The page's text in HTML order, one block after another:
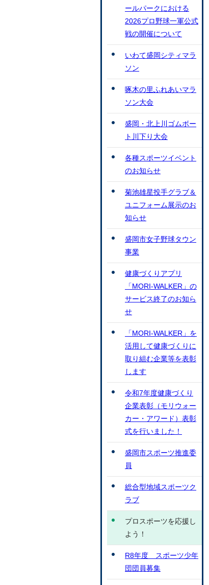
ールパークにおける
2026プロ野球一軍公式
戦の開催について
いわて盛岡シティマラ
ソン
啄木の里ふれあいマラ
ソン大会
盛岡・北上川ゴムボー
ト川下り大会
各種スポーツイベント
のお知らせ
菊池雄星投手グラブ＆
ユニフォーム展示のお
知らせ
盛岡市女子野球タウン
事業
健康づくりアプリ
「MORI-WALKER」の
サービス終了のお知ら
せ
「MORI-WALKER」を
活用して健康づくりに
取り組む企業等を表彰
します
令和7年度健康づくり
企業表彰（モリウォー
カー・アワード）表彰
式を行いました！
盛岡市スポーツ推進委
員
総合型地域スポーツク
ラブ
プロスポーツを応援し
よう！
R8年度 スポーツ少年
団団員募集